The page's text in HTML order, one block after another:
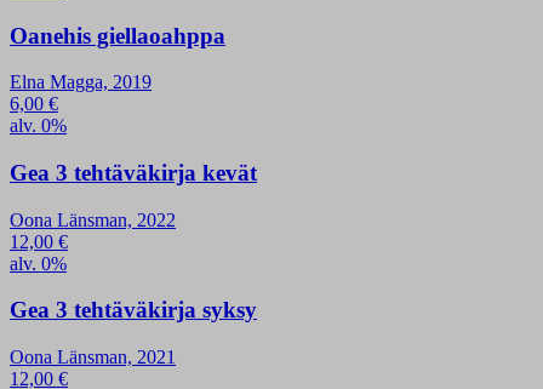
Oanehis giellaoahppa
Elna Magga, 2019
6,00 €
alv. 0%
Gea 3 tehtäväkirja kevät
Oona Länsman, 2022
12,00 €
alv. 0%
Gea 3 tehtäväkirja syksy
Oona Länsman, 2021
12,00 €